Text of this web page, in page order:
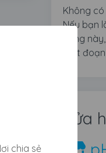
Không
Nếu bạn
hàng
một
Cửa
chia sẻ